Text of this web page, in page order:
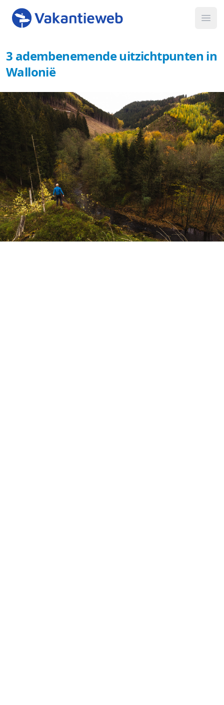
3 adembenemende uitzichtpunten in
Wallonië